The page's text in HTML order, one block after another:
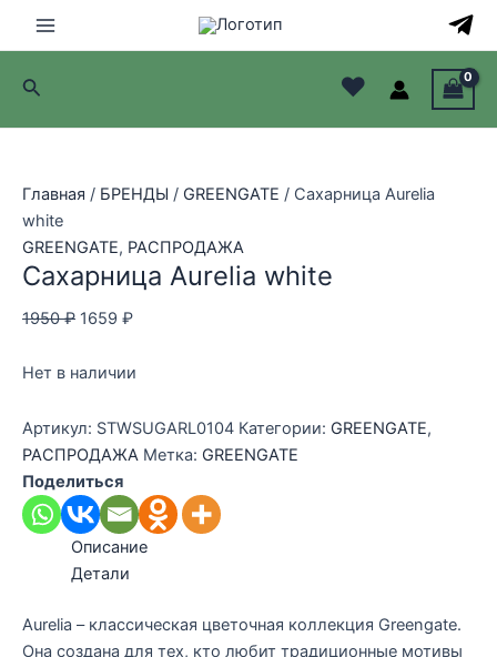
Main
Menu
Поиск ♥
Распродажа!
Главная / БРЕНДЫ / GREENGATE / Сахарница Aurelia
white
GREENGATE, РАСПРОДАЖА
Сахарница Aurelia white
1950₽ Первоначальная
составляла
1659 ₽Текущая
1659 ₽.
Нет в наличии
Артикул: STWSUGARL0104 Категории: GREENGATE,
РАСПРОДАЖА Метка: GREENGATE
Поделиться
Описание
Детали
Aurelia – классическая цветочная коллекция Greengate.
Она создана для тех, кто любит традиционные мотивы
Распродажа!
Распродажа!